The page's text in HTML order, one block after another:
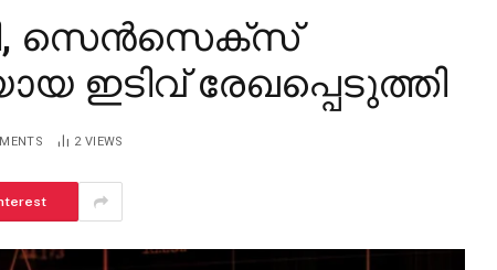
സെൻസെക്സ്
ഇടിവ് രേഖപ്പെടുത്തി
2 VIEWS
ആർകോൺ ഹോംസിനൊപ്പം വിനീതും